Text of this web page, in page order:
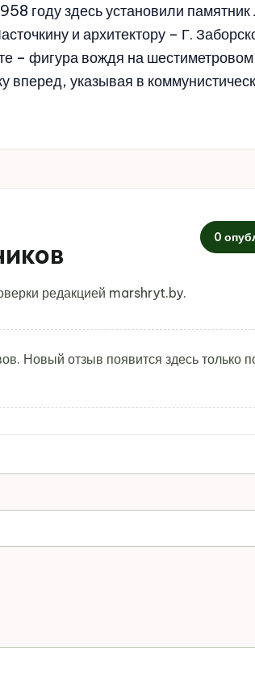
году здесь установили памятник
и архитектору – Г.
– фигура вождя на шестиметровом
вперед, указывая в
0
редакцией marshryt.by.
Новый отзыв появится здесь только